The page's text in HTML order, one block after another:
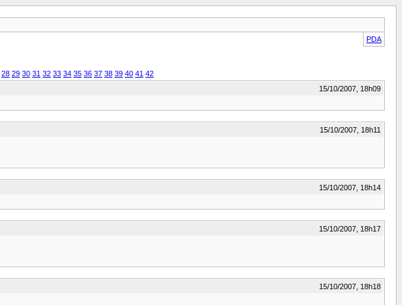
PDA
28 29 30 31 32 33 34 35 36 37 38 39 40 41 42
15/10/2007, 18h09
15/10/2007, 18h11
15/10/2007, 18h14
15/10/2007, 18h17
15/10/2007, 18h18